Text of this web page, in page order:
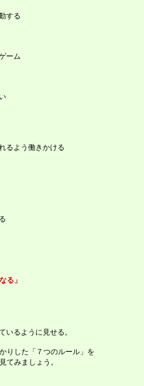
する
ーム
るよう働きかける
る」
るように見せる。
りした「７つのルール」を
てみましょう。